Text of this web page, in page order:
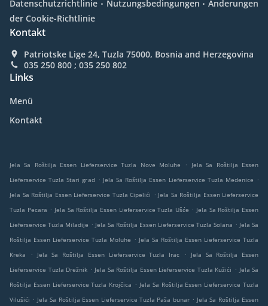
Datenschutzrichtlinie Nutzungsbedingungen
Änderungen
der Cookie-Richtlinie
Kontakt
Patriotske Lige 24, Tuzla 75000, Bosnia and Herzegovina
035 250 800 ; 035 250 802
Links
Menü
Kontakt
Jela Sa Roštilja Essen Lieferservice Tuzla Nove Moluhe .
Jela Sa Roštilja Essen
Lieferservice Tuzla Stari grad . Jela Sa Roštilja Essen Lieferservice Tuzla Medenice .
Jela Sa Roštilja Essen Lieferservice Tuzla Cipelići . Jela Sa Roštilja Essen Lieferservice
Tuzla Pecara . Jela Sa Roštilja Essen Lieferservice Tuzla Ušće . Jela Sa Roštilja Essen
Lieferservice Tuzla Miladije . Jela Sa Roštilja Essen Lieferservice Tuzla Solana . Jela Sa
Roštilja Essen Lieferservice Tuzla Moluhe . Jela Sa Roštilja Essen Lieferservice Tuzla
Kreka
. Jela Sa Roštilja Essen Lieferservice Tuzla Irac .
Jela Sa Roštilja Essen
Lieferservice Tuzla Drežnik . Jela Sa Roštilja Essen Lieferservice Tuzla Kužići . Jela Sa
Roštilja Essen Lieferservice Tuzla Krojčica . Jela Sa Roštilja Essen Lieferservice Tuzla
Vilušići . Jela Sa Roštilja Essen Lieferservice Tuzla Paša bunar . Jela Sa Roštilja Essen